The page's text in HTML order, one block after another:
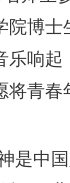
院博士
乐响
将青
中国